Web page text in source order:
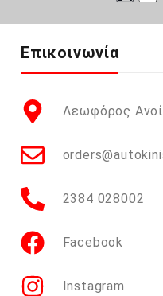
Επικοινωνία
Λεωφόρος
2384 028002
Facebook
Instagram